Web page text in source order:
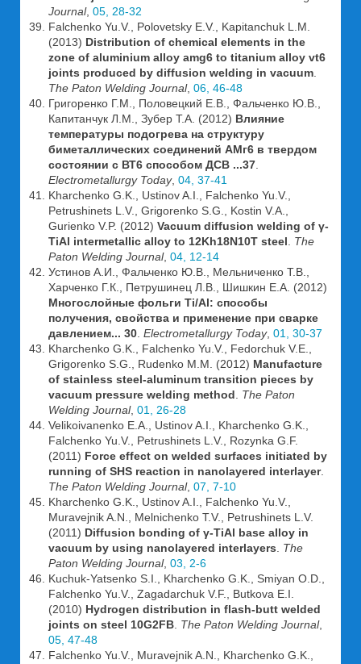
Journal, 05, 28-32
Falchenko Yu.V., Polovetsky E.V., Kapitanchuk L.M.
(2013) Distribution of chemical elements in the
zone of aluminium alloy amg6 to titanium alloy vt6
joints produced by diffusion welding in vacuum
The Paton Welding Journal, 06, 46-48
Григоренко Г.М., Половецкий Е.В., Фальченко Ю.В.,
Капитанчук Л.М., Зубер Т.А. (2012) Влияние
температуры подогрева на структуру
биметаллических соединений АМг6 в твердом
состоянии с ВТ6 способом ДСВ ...37
Electrometallurgy Today, 04, 37-41
Kharchenko G.K., Ustinov A.I., Falchenko Yu.V.,
Petrushinets L.V., Grigorenko S.G., Kostin V.A.,
Gurienko V.P. (2012) Vacuum diffusion welding of γ-
TiAl intermetallic alloy to 12Kh18N10T steel
The
Paton Welding Journal, 04, 12-14
Устинов А.И., Фальченко Ю.В., Мельниченко Т.В.,
Харченко Г.К., Петрушинец Л.В., Шишкин Е.А. (2012)
Многослойные фольги Ti/Al: способы
получения, свойства и применение при сварке
давлением... 30 Electrometallurgy Today, 01, 30-37
Kharchenko G.K., Falchenko Yu.V., Fedorchuk V.E.,
Grigorenko S.G., Rudenko M.M. (2012) Manufacture
of stainless steel-aluminum transition pieces by
vacuum pressure welding method
The Paton
Welding Journal, 01, 26-28
Velikoivanenko E.A., Ustinov A.I., Kharchenko G.K.,
Falchenko Yu.V., Petrushinets L.V., Rozynka G.F.
(2011) Force effect on welded surfaces initiated by
running of SHS reaction in nanolayered interlayer.
The Paton Welding Journal, 07, 7-10
Kharchenko G.K., Ustinov A.I., Falchenko Yu.V.,
Muravejnik A.N., Melnichenko T.V., Petrushinets L.V.
(2011) Diffusion bonding of γ-TiAl base alloy in
vacuum by using nanolayered interlayers
The
Paton Welding Journal, 03, 2-6
Kuchuk-Yatsenko S.I., Kharchenko G.K., Smiyan O.D.,
Falchenko Yu.V., Zagadarchuk V.F., Butkova E.I.
(2010) Hydrogen distribution in flash-butt welded
joints on steel 10G2FB The Paton Welding Journal,
05, 47-48
Falchenko Yu.V., Muravejnik A.N., Kharchenko G.K.,